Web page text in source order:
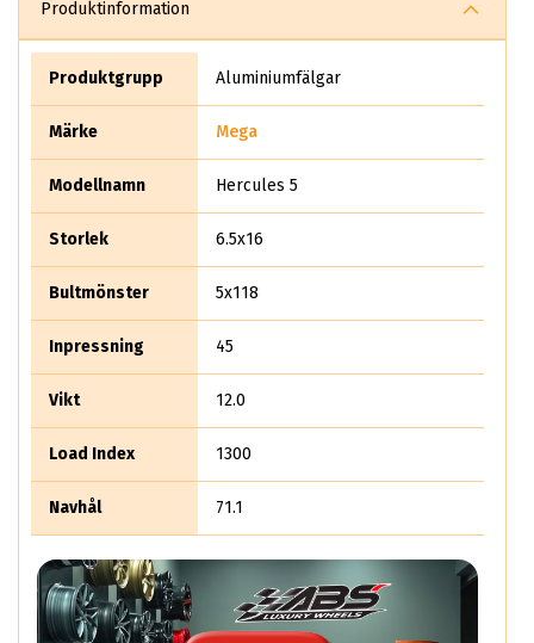
deras förmåga att alltid skapa robusta fälgar som tål både
vinter och sommarbruk. I kollektionen finns Hercules 5 och
storsäljaren Polera samt Virgo. Samtliga modeller (inte alla)
trailer så har mega Wheels ett stort utbud för dig som
Produktinformation
Produktgrupp Aluminiumfälgar
Märke Mega
Modellnamn Hercules 5
Storlek 6.5x16
Bultmönster 5x118
Inpressning 45
Vikt 12.0
Load Index 1300
Navhål 71.1